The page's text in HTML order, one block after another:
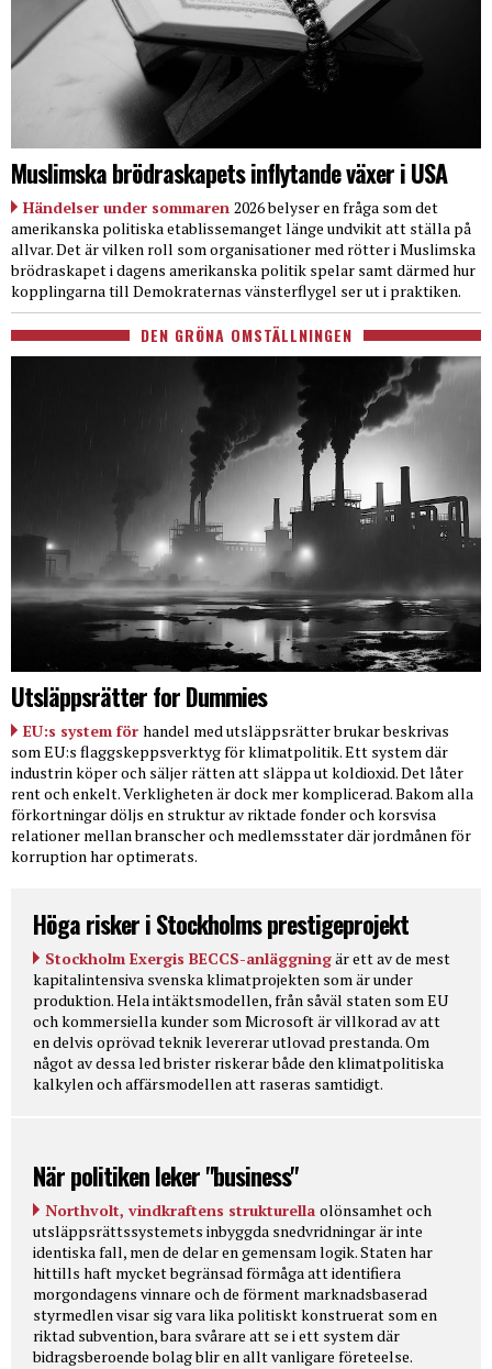
Muslimska brödraskapets inflytande växer i USA
Händelser under sommaren 2026 belyser en fråga som det
amerikanska politiska etablissemanget länge undvikit att ställa på
allvar. Det är vilken roll som organisationer med rötter i Muslimska
brödraskapet i dagens amerikanska politik spelar samt därmed hur
kopplingarna till Demokraternas vänsterflygel ser ut i praktiken.
DEN GRÖNA OMSTÄLLNINGEN
Utsläppsrätter for Dummies
EU:s system för handel med utsläppsrätter brukar beskrivas
som EU:s flaggskeppsverktyg för klimatpolitik. Ett system där
industrin köper och säljer rätten att släppa ut koldioxid. Det låter
rent och enkelt. Verkligheten är dock mer komplicerad. Bakom alla
förkortningar döljs en struktur av riktade fonder och korsvisa
relationer mellan branscher och medlemsstater där jordmånen för
korruption har optimerats.
Höga risker i Stockholms prestigeprojekt
Stockholm Exergis BECCS-anläggningär ett av de mest
kapitalintensiva svenska klimatprojekten som är under
produktion. Hela intäktsmodellen, från såväl staten som EU
och kommersiella kunder som Microsoft är villkorad av att
en delvis oprövad teknik levererar utlovad prestanda. Om
något av dessa led brister riskerar både den klimatpolitiska
kalkylen och affärsmodellen att raseras samtidigt.
När politiken leker "business"
Northvolt, vindkraftens strukturella olönsamhet och
utsläppsrättssystemets inbyggda snedvridningar är inte
identiska fall, men de delar en gemensam logik. Staten har
hittills haft mycket begränsad förmåga att identifiera
morgondagens vinnare och de förment marknadsbaserad
styrmedlen visar sig vara lika politiskt konstruerat som en
riktad subvention, bara svårare att se i ett system där
bidragsberoende bolag blir en allt vanligare företeelse.